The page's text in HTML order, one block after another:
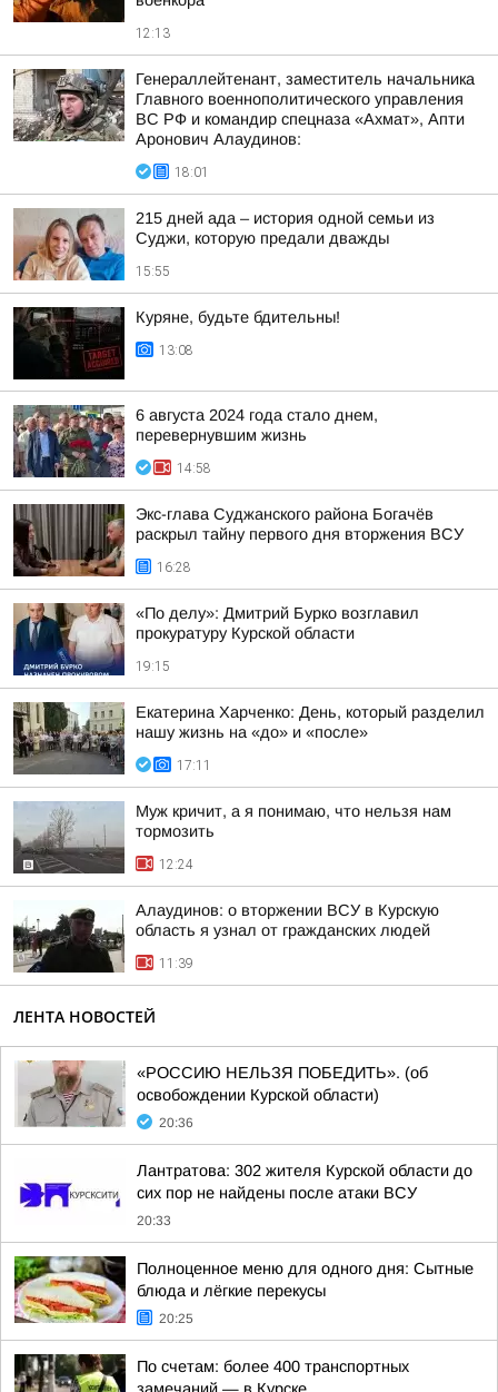
12:13
Генераллейтенант, заместитель начальника
Главного военнополитического управления
ВС РФ и командир спецназа «Ахмат», Апти
Аронович Алаудинов:
18:01
215 дней ада – история одной семьи из
Суджи, которую предали дважды
15:55
Куряне, будьте бдительны!
13:08
6 августа 2024 года стало днем,
перевернувшим жизнь
14:58
Экс-глава Суджанского района Богачёв
раскрыл тайну первого дня вторжения ВСУ
16:28
«По делу»: Дмитрий Бурко возглавил
прокуратуру Курской области
19:15
Екатерина Харченко: День, который разделил
нашу жизнь на «до» и «после»
17:11
Муж кричит, а я понимаю, что нельзя нам
тормозить
12:24
Алаудинов: о вторжении ВСУ в Курскую
область я узнал от гражданских людей
11:39
ЛЕНТА НОВОСТЕЙ
«РОССИЮ НЕЛЬЗЯ ПОБЕДИТЬ». (об
освобождении Курской области)
20:36
Лантратова: 302 жителя Курской области до
сих пор не найдены после атаки ВСУ
20:33
Полноценное меню для одного дня: Сытные
блюда и лёгкие перекусы
20:25
По счетам: более 400 транспортных